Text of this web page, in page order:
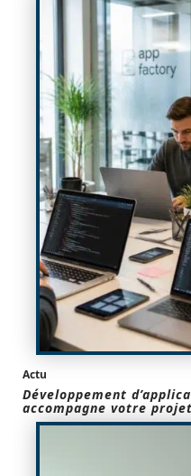
Actu
Développement
accompagne votre